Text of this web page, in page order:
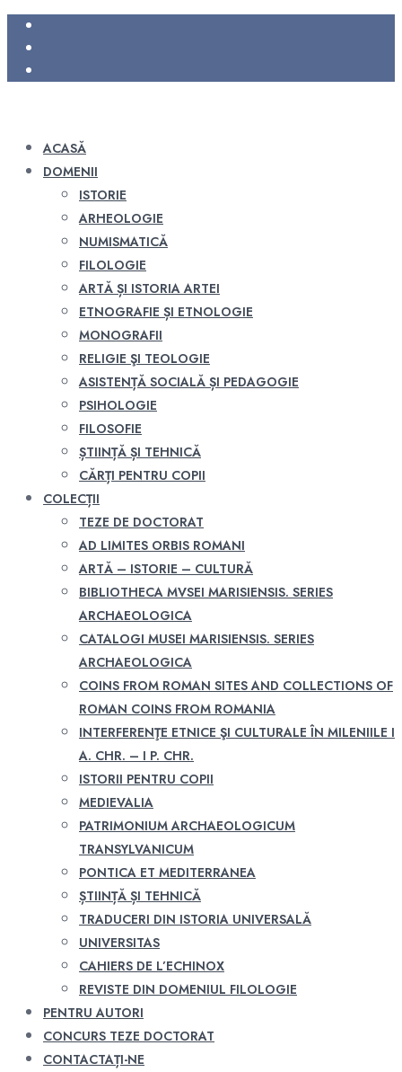
ACASĂ
DOMENII
ISTORIE
ARHEOLOGIE
NUMISMATICĂ
FILOLOGIE
ARTĂ ȘI ISTORIA ARTEI
ETNOGRAFIE ȘI ETNOLOGIE
MONOGRAFII
RELIGIE ŞI TEOLOGIE
ASISTENȚĂ SOCIALĂ ȘI PEDAGOGIE
PSIHOLOGIE
FILOSOFIE
ȘTIINȚĂ ȘI TEHNICĂ
CĂRȚI PENTRU COPII
COLECȚII
TEZE DE DOCTORAT
AD LIMITES ORBIS ROMANI
ARTĂ – ISTORIE – CULTURĂ
BIBLIOTHECA MVSEI MARISIENSIS. SERIES
ARCHAEOLOGICA
CATALOGI MUSEI MARISIENSIS. SERIES
ARCHAEOLOGICA
COINS FROM ROMAN SITES AND COLLECTIONS OF
ROMAN COINS FROM ROMANIA
INTERFERENŢE ETNICE ŞI CULTURALE ÎN MILENIILE I
A. CHR. – I P. CHR.
ISTORII PENTRU COPII
MEDIEVALIA
PATRIMONIUM ARCHAEOLOGICUM
TRANSYLVANICUM
PONTICA ET MEDITERRANEA
ȘTIINȚĂ ȘI TEHNICĂ
TRADUCERI DIN ISTORIA UNIVERSALĂ
UNIVERSITAS
CAHIERS DE L’ECHINOX
REVISTE DIN DOMENIUL FILOLOGIE
PENTRU AUTORI
CONCURS TEZE DOCTORAT
CONTACTAȚI-NE